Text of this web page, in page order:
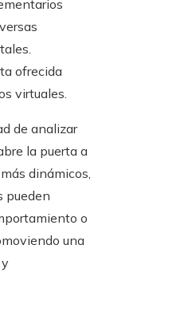
ofrecida
virtuales.
de analizar
la puerta a
dinámicos,
pueden
o
una